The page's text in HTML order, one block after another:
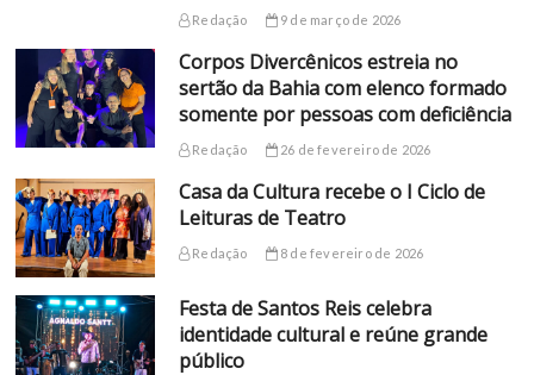
Redação 9 de março de 2026
Corpos Divercênicos estreia no
sertão da Bahia com elenco formado
somente por pessoas com deficiência
Redação 26 de fevereiro de 2026
Casa da Cultura recebe o I Ciclo de
Leituras de Teatro
Redação 8 de fevereiro de 2026
Festa de Santos Reis celebra
identidade cultural e reúne grande
público